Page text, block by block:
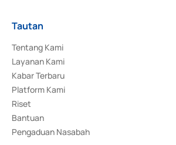
Tautan
Tentang Kami
Layanan Kami
Kabar Terbaru
Platform Kami
Riset
Bantuan
Pengaduan Nasabah